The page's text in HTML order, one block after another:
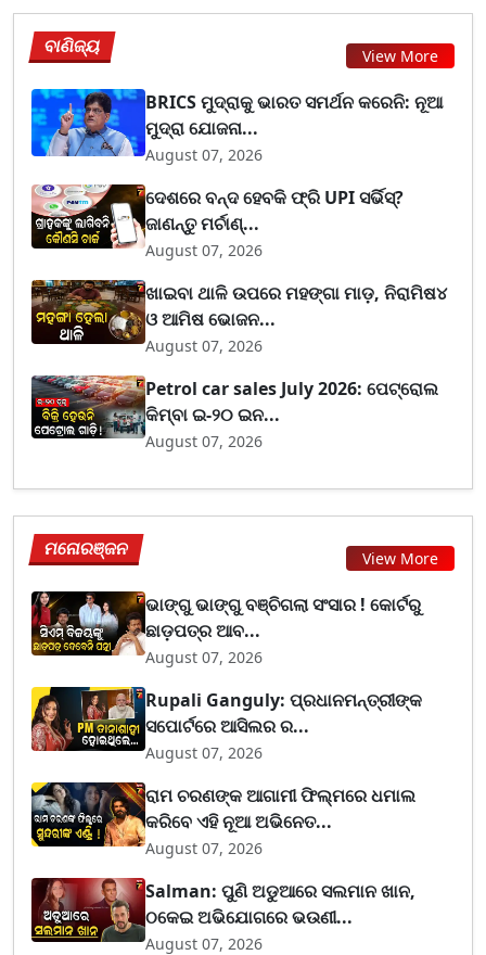
ବାଣିଜ୍ୟ View More
BRICS ମୁଦ୍ରାକୁ ଭାରତ ସମର୍ଥନ କରେନି: ନୂଆ
ମୁଦ୍ରା ଯୋଜନା...
August 07, 2026
ଦେଶରେ ବନ୍ଦ ହେବକି ଫ୍ରି UPI ସର୍ଭିସ୍?
ଜାଣନ୍ତୁ ମର୍ଚାଣ୍...
August 07, 2026
ଖାଇବା ଥାଳି ଉପରେ ମହଙ୍ଗା ମାଡ଼, ନିରାମିଷ୪
ଓ ଆମିଷ ଭୋଜନ...
August 07, 2026
Petrol car sales July 2026: ପେଟ୍ରୋଲ
କିମ୍ବା ଇ-୨୦ ଇନ...
August 07, 2026
ମନୋରଞ୍ଜନ View More
ଭାଙ୍ଗୁ ଭାଙ୍ଗୁ ବଞ୍ଚିଗଲା ସଂସାର ! କୋର୍ଟରୁ
ଛାଡ଼ପତ୍ର ଆବ...
August 07, 2026
Rupali Ganguly: ପ୍ରଧାନମନ୍ତ୍ରୀଙ୍କ
ସପୋର୍ଟରେ ଆସିଲର ର...
August 07, 2026
ରାମ ଚରଣଙ୍କ ଆଗାମୀ ଫିଲ୍ମରେ ଧମାଲ
କରିବେ ଏହି ନୂଆ ଅଭିନେତ...
August 07, 2026
Salman: ପୁଣି ଅଡୁଆରେ ସଲମାନ ଖାନ,
ଠକେଇ ଅଭିଯୋଗରେ ଭଉଣୀ...
August 07, 2026